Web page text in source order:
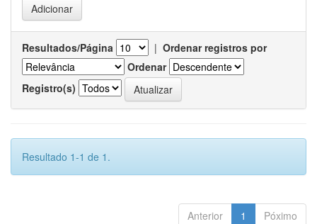
Resultados/Página | Ordenar registros por
Ordenar
Registro(s)
Resultado 1-1 de 1.
Anterior 1 Póximo